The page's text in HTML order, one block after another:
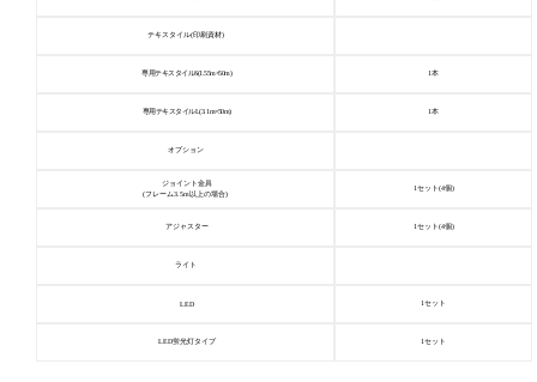
テキスタイル(印刷資材)
専用テキスタイルS(1.55m×50m) 1本
専用テキスタイルL(3.1m×50m) 1本
オプション
ジョイント金具
(フレーム3.5m以上の場合)
1セット(4個)
アジャスター 1セット(4個)
ライト
LED 1セット
LED蛍光灯タイプ 1セット